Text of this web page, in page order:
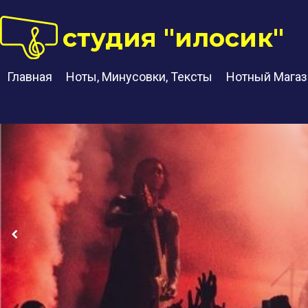
Главная Ноты, Минусовки, Тексты Нотный
студия "илосик"